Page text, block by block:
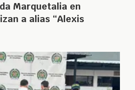
Marquetalia en
a alias “Alexis